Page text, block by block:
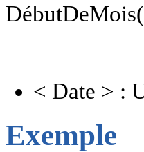
< Date > :
Exemple